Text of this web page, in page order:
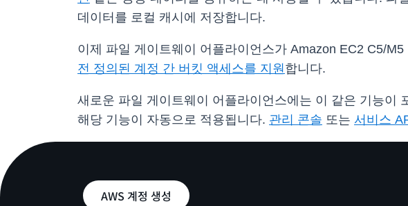
데이터를 로컬 캐시에 저장합니다.
이제 파일 게이트웨이 어플라이언스가 Amazon EC2 C5/M5
전 정의된 계정 간 버킷 액세스를 지원 합니다.
새로운 파일 게이트웨이 어플라이언스에는 이 같은 기능이
해당 기능이 자동으로 적용됩니다. 관리 콘솔 또는 서비스
AWS 계정 생성